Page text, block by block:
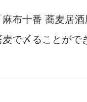
布十番 蕎麦居
で〆ることがで